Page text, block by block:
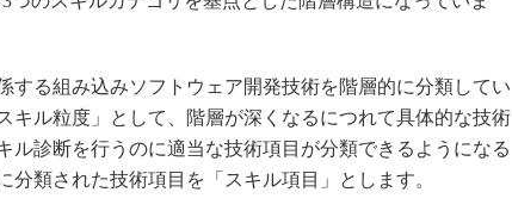
る組み込みソフトウェア開発技術を階層的に分類してい
キル粒度」として、階層が深くなるにつれて具体的な技術
ル診断を行うのに適当な技術項目が分類できるようになる
分類された技術項目を「スキル項目」とします。